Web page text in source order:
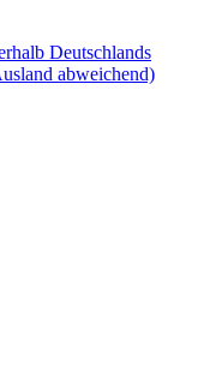
Deutschlands
abweichend)